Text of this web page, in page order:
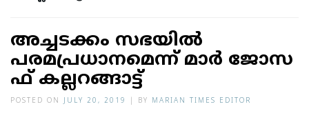
അച്ചടക്കം സഭയില്‍
പരമപ്രധാനമെന്ന് മാ​​​​ർ ജോ​​​​സ​​​​
ഫ് ക​​​​ല്ല​​​​റ​​​​ങ്ങാ​​​​ട്ട്
POSTED ON JULY 20, 2019 BY MARIAN TIMES EDITOR